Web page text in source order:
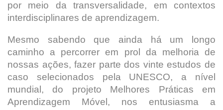
por meio da transversalidade, em contextos
interdisciplinares de aprendizagem.
Mesmo sabendo que ainda há um longo
caminho a percorrer em prol da melhoria de
nossas ações, fazer parte dos vinte estudos de
caso selecionados pela UNESCO, a nível
mundial, do projeto Melhores Práticas em
Aprendizagem Móvel, nos entusiasma a